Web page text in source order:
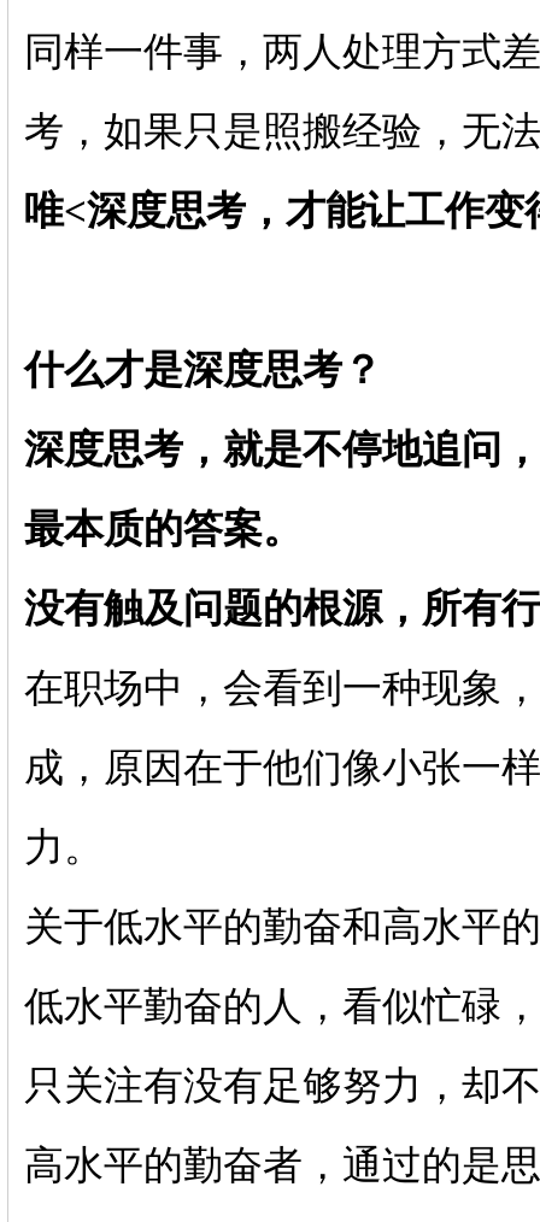
同样一件事，两人处理方式
考，如果只是照搬经验，无
唯<深度思考，才能让工作变
什么才是深度思考？
深度思考，就是不停地追问
最本质的答案。
没有触及问题的根源，所有
在职场中，会看到一种现象
成，原因在于他们像小张一
力。
关于低水平的勤奋和高水平
低水平勤奋的人，看似忙碌
只关注有没有足够努力，却
高水平的勤奋者，通过的是